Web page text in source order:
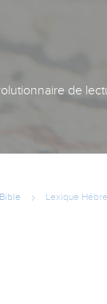
de
Lexique